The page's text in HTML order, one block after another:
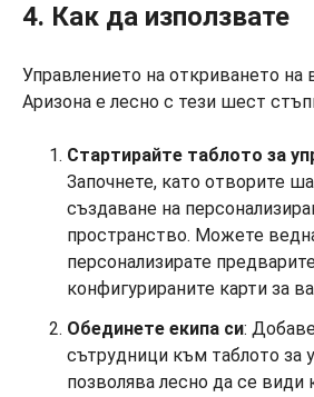
4. Как да използвате
Управлението на откриването на
Аризона е лесно с тези шест
Стартирайте таблото за
Започнете, като отворите
създаване на
пространство. Можете
персонализирате
конфигурираните карти за
Обединете екипа си:
сътрудници към таблото за
позволява лесно да се види